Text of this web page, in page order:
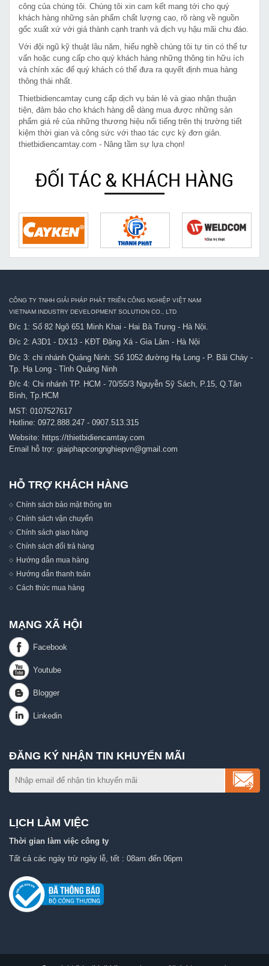
công của chúng tôi. Chúng tôi xin cam kết mang tới cho quý
khách hàng những sản phẩm chất lượng cao, rõ ràng về nguồn
gốc xuất xứ với giá thành cạnh tranh và dịch vụ hậu mãi chu đáo.
Với đội ngũ kỹ thuật lâu năm, hiểu nghề chúng tôi tự tin có thể tư
vấn hoặc cung cấp cho quý khách hàng những thông tin hữu ích
và chính xác để quý khách có thể đưa ra quyết định mua hàng
thông thái nhất.
Thietbidiencamtay cung cấp dịch vụ bán lẻ và giao nhận thuận
tiện, đảm bảo cho khách hàng dễ dàng mua được những sản
phẩm giá rẻ của những thương hiệu nổi tiếng trên thị trường tiết
kiệm thời gian và công sức với thao tác cực kỳ đơn giản.
thietbidiencamtay.com - Nâng tầm sự lựa chọn!
ĐỐI TÁC & KHÁCH HÀNG
CÔNG TY TNHH GIẢI PHÁP PHÁT TRIỂN CÔNG NGHIỆP VIỆT NAM
VIETNAM INDUSTRY DEVELOPMENT SOLUTION CO., LTD
Đ/c 1: Số 82 Ngõ 651 Minh Khai - Hai Bà Trưng - Hà Nội.
Đ/c 2: A3D1 - DX13 - KĐT Đặng Xá - Gia Lâm - Hà Nội
Đ/c 3: chi nhánh Quảng Ninh: Số 1052 đường Hạ Long - P. Bãi Cháy -
Tp. Hạ Long - Tỉnh Quảng Ninh
Đ/c 4: Chi nhánh TP. HCM - 70/55/3 Nguyễn Sỹ Sách, P.15, Q.Tân
Bình, Tp.HCM
MST: 0107527617
Hotline: 0972.888.247 - 0907.513.315
Website: https://thietbidiencamtay.com
Email hỗ trợ: giaiphapcongnghiepvn@gmail.com
HỖ TRỢ KHÁCH HÀNG
Chính sách bảo mật thông tin
Chính sách vận chuyển
Chính sách giao hàng
Chính sách đổi trả hàng
Hướng dẫn mua hàng
Hướng dẫn thanh toán
Cách thức mua hàng
MẠNG XÃ HỘI
ĐĂNG KÝ NHẬN TIN KHUYẾN MÃI
LỊCH LÀM VIỆC
Thời gian làm việc công ty
Tất cả các ngày trừ ngày lễ, tết : 08am đến 06pm